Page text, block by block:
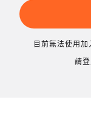
目前無法使用加
請